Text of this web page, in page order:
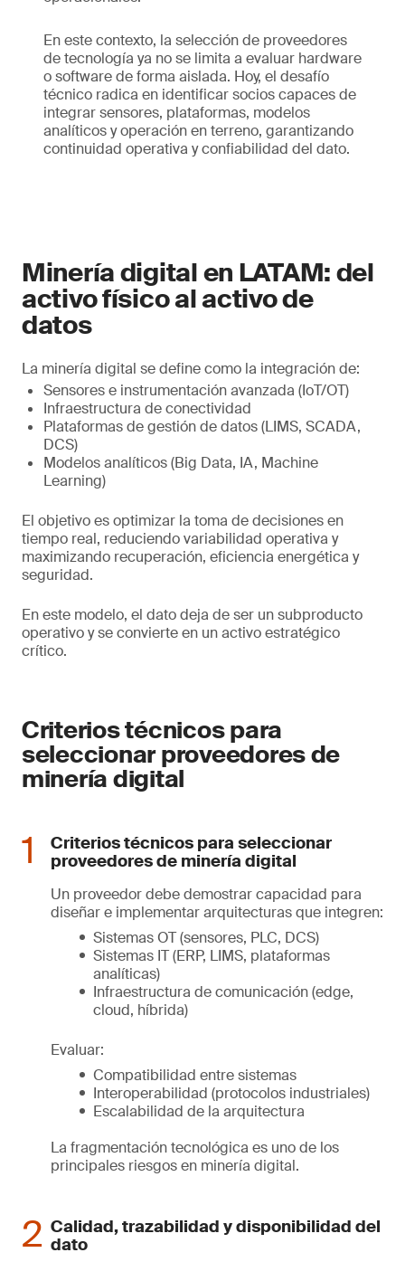
En este contexto, la selección de proveedores
de tecnología ya no se limita a evaluar hardware
o software de forma aislada. Hoy, el desafío
técnico radica en identificar socios capaces de
integrar sensores, plataformas, modelos
analíticos y operación en terreno, garantizando
continuidad operativa y confiabilidad del dato.
Minería digital en LATAM: del
activo físico al activo de
datos
La minería digital se define como la integración de:
Sensores e instrumentación avanzada (IoT/OT)
Infraestructura de conectividad
Plataformas de gestión de datos (LIMS, SCADA,
DCS)
Modelos analíticos (Big Data, IA, Machine
Learning)
El objetivo es optimizar la toma de decisiones en
tiempo real, reduciendo variabilidad operativa y
maximizando recuperación, eficiencia energética y
seguridad.
En este modelo, el dato deja de ser un subproducto
operativo y se convierte en un activo estratégico
crítico.
Criterios técnicos para
seleccionar proveedores de
minería digital
Criterios técnicos para seleccionar
proveedores de minería digital
Un proveedor debe demostrar capacidad para
diseñar e implementar arquitecturas que integren:
Sistemas OT (sensores, PLC, DCS)
Sistemas IT (ERP, LIMS, plataformas
analíticas)
Infraestructura de comunicación (edge,
cloud, híbrida)
Evaluar:
Compatibilidad entre sistemas
Interoperabilidad (protocolos industriales)
Escalabilidad de la arquitectura
La fragmentación tecnológica es uno de los
principales riesgos en minería digital.
Calidad, trazabilidad y disponibilidad del
dato